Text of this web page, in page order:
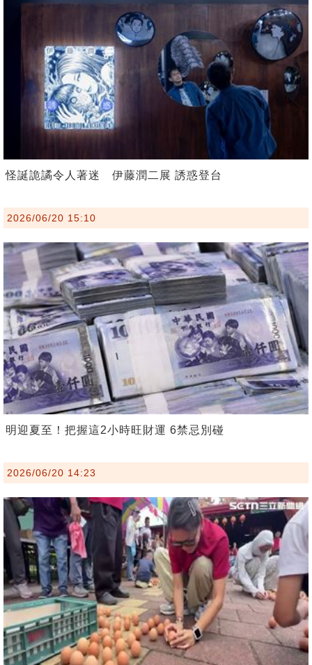
怪誕詭譎令人著迷 伊藤潤二展 誘惑登台
2026/06/20 15:10
明迎夏至！把握這2小時旺財運 6禁忌別碰
2026/06/20 14:23